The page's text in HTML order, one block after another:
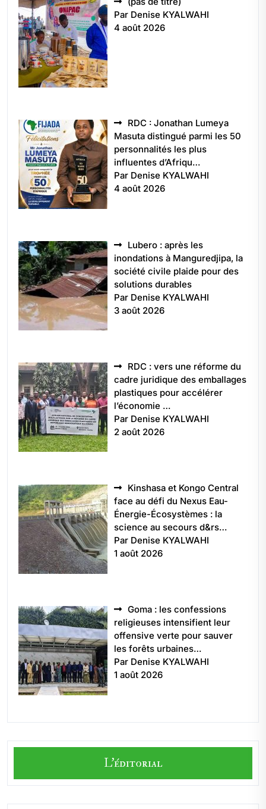
5496
Par Denise KYALWAHI
4 août 2026
RDC : Jonathan Lumeya
Masuta distingué parmi les 50
personnalités les plus
influentes d’Afriqu…
Par Denise KYALWAHI
4 août 2026
Lubero : après les
inondations à Manguredjipa, la
société civile plaide pour des
solutions durables
Par Denise KYALWAHI
3 août 2026
RDC : vers une réforme du
cadre juridique des emballages
plastiques pour accélérer
l’économie …
Par Denise KYALWAHI
2 août 2026
Kinshasa et Kongo Central
face au défi du Nexus Eau-
Énergie-Écosystèmes : la
science au secours d&rs…
Par Denise KYALWAHI
1 août 2026
Goma : les confessions
religieuses intensifient leur
offensive verte pour sauver
les forêts urbaines…
Par Denise KYALWAHI
1 août 2026
L'éditorial